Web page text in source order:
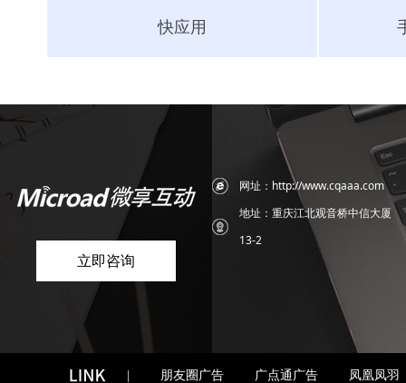
快应用
立即咨询
网址：http://www.cqaaa.com
地址：重庆江北观音桥中信大厦
13-2
朋友圈广告 广点通广告 凤凰凤羽